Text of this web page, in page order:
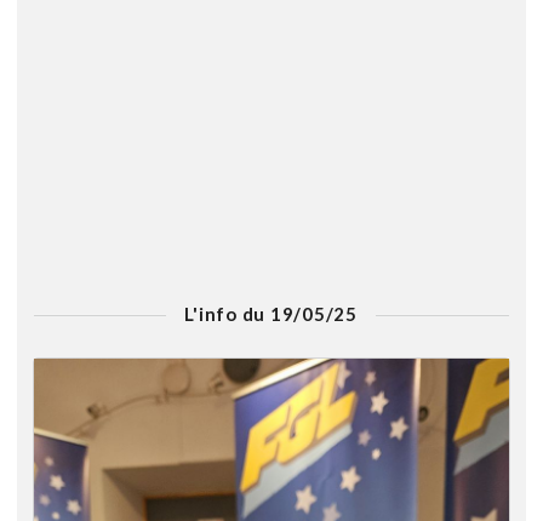
L'info du 19/05/25